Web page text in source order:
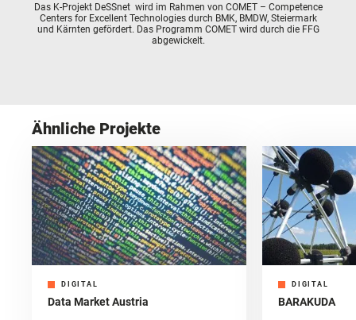
Das K-Projekt DeSSnet wird im Rahmen von COMET – Competence
Centers for Excellent Technologies durch BMK, BMDW, Steiermark
und Kärnten gefördert. Das Programm COMET wird durch die FFG
abgewickelt.
Ähnliche Projekte
DIGITAL
Data Market Austria
DIGITAL
BARAKUDA